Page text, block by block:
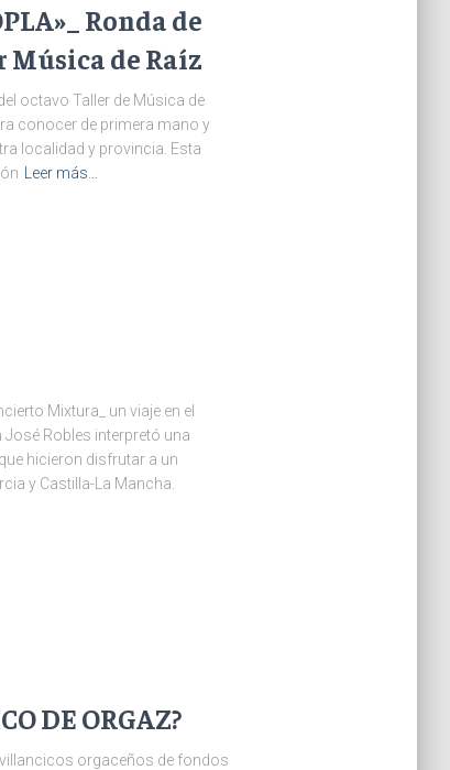
Ronda de
de Raíz
octavo Taller de Música de
conocer de primera mano y
localidad y provincia. Esta
Leer más…
Mixtura_ un viaje en el
Robles interpretó una
hicieron disfrutar a un
y Castilla-La Mancha.
DE ORGAZ?
villancicos orgaceños de fondos